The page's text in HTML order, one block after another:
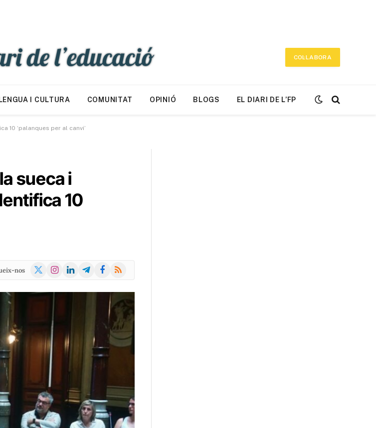
COL·LABORA
I CULTURA COMUNITAT OPINIÓ BLOGS EL DIARI DE L’FP
10 ‘palanques per al canvi’
sueca i
10
nos
X
Instagram
LinkedInTelegramFacebook
RSS